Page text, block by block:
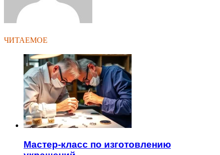
ЧИТАЕМОЕ
Мастер-класс по изготовлению